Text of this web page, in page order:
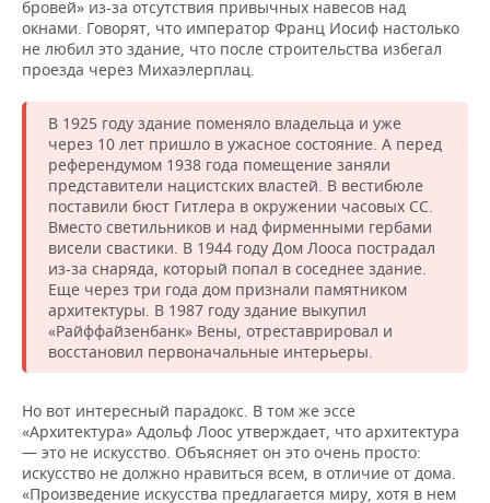
бровей» из-за отсутствия привычных навесов над
окнами. Говорят, что император Франц Иосиф настолько
не любил это здание, что после строительства избегал
проезда через Михаэлерплац.
В 1925 году здание поменяло владельца и уже
через 10 лет пришло в ужасное состояние. А перед
референдумом 1938 года помещение заняли
представители нацистских властей. В вестибюле
поставили бюст Гитлера в окружении часовых СС.
Вместо светильников и над фирменными гербами
висели свастики. В 1944 году Дом Лооса пострадал
из-за снаряда, который попал в соседнее здание.
Еще через три года дом признали памятником
архитектуры. В 1987 году здание выкупил
«Райффайзенбанк» Вены, отреставрировал и
восстановил первоначальные интерьеры.
Но вот интересный парадокс. В том же эссе
«Архитектура» Адольф Лоос утверждает, что архитектура
— это не искусство. Объясняет он это очень просто:
искусство не должно нравиться всем, в отличие от дома.
«Произведение искусства предлагается миру, хотя в нем